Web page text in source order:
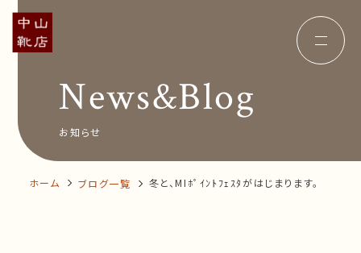
Concept コンセプト
Insole オーダー中敷き
News&Blog
Company 会社概要
News&Blog
お知らせ
ホーム ブログ一覧 冬と、MIﾎﾟｲﾝﾄﾌｪｽﾀがはじまります。